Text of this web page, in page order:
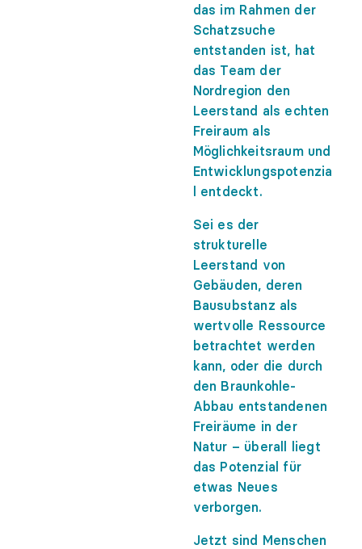
das im Rahmen der
Schatzsuche
entstanden ist, hat
das Team der
Nordregion den
Leerstand als echten
Freiraum als
Möglichkeitsraum und
Entwicklungspotenzia
l entdeckt.
Sei es der
strukturelle
Leerstand von
Gebäuden, deren
Bausubstanz als
wertvolle Ressource
betrachtet werden
kann, oder die durch
den Braunkohle-
Abbau entstandenen
Freiräume in der
Natur – überall liegt
das Potenzial für
etwas Neues
verborgen.
Jetzt sind Menschen